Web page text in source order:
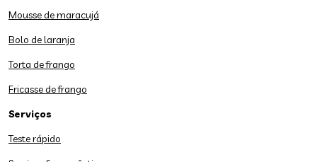
Mousse de maracujá
Bolo de laranja
Torta de frango
Fricasse de frango
Serviços
Teste rápido